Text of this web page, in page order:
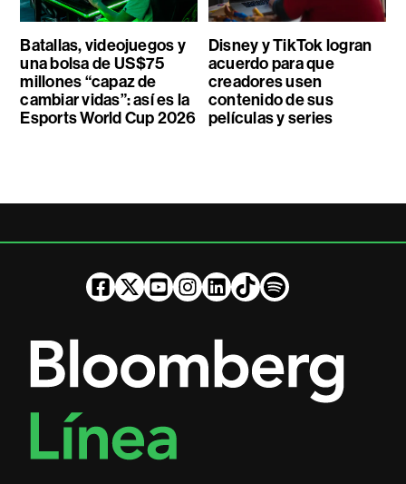
Batallas, videojuegos y
una bolsa de US$75
millones “capaz de
cambiar vidas”: así es la
Esports World Cup 2026
Disney y TikTok logran
acuerdo para que
creadores usen
contenido de sus
películas y series